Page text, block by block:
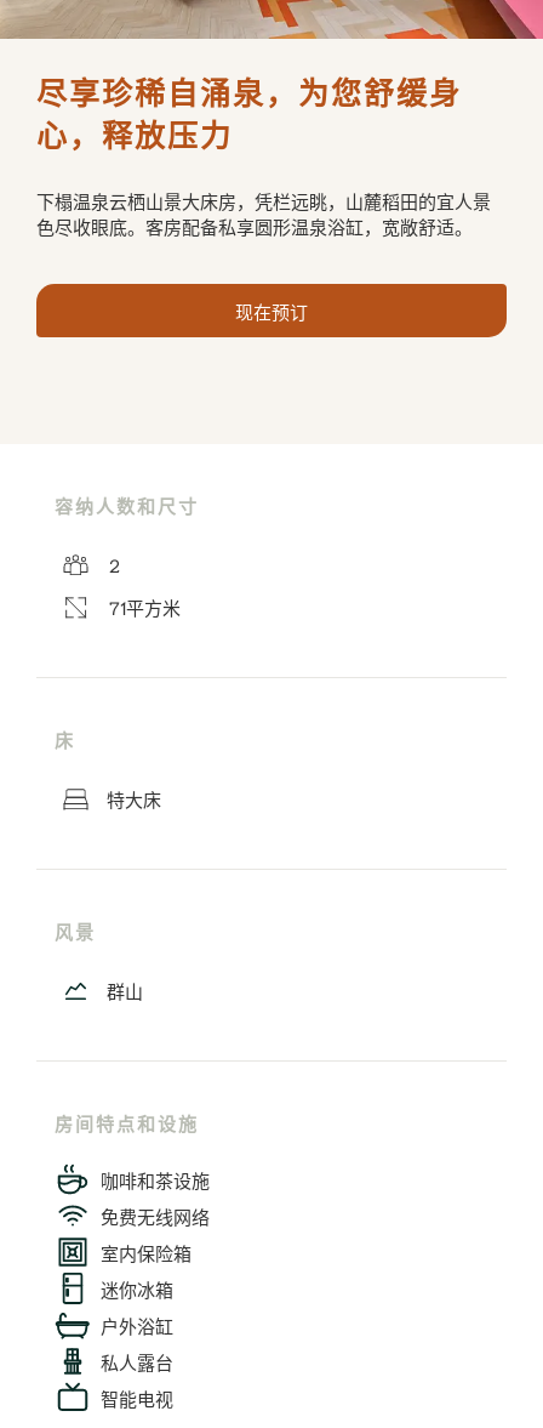
尽享珍稀自涌泉，为您舒缓身
心，释放压力
下榻温泉云栖山景大床房，凭栏远眺，山麓稻田的宜人景
色尽收眼底。客房配备私享圆形温泉浴缸，宽敞舒适。
现在预订
容纳人数和尺寸
2
71平方米
床
特大床
风景
群山
房间特点和设施
咖啡和茶设施
免费无线网络
室内保险箱
迷你冰箱
户外浴缸
私人露台
智能电视